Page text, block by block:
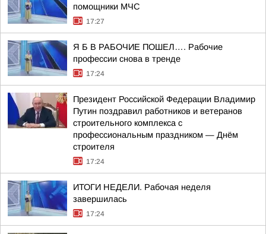
помощники МЧС
17:27
Я Б В РАБОЧИЕ ПОШЕЛ…. Рабочие
профессии снова в тренде
17:24
Президент Российской Федерации Владимир
Путин поздравил работников и ветеранов
строительного комплекса с
профессиональным праздником — Днём
строителя
17:24
ИТОГИ НЕДЕЛИ. Рабочая неделя
завершилась
17:24